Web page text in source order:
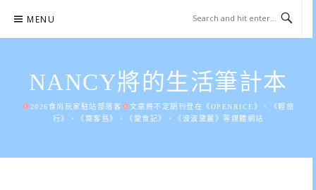
content
MENU
NANCY將的生活筆計本
2026食尚玩家駐站部落客
文章將不定期刊登在《OPENRICE》、《輕旅
行》、《窩客島》、《愛食記》、《波波黛麗》等媒體網站